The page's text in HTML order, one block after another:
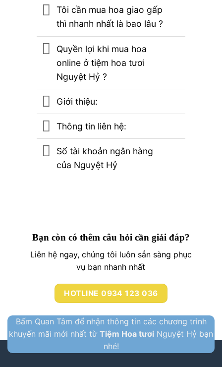
Tôi cần mua hoa giao gấp
thì nhanh nhất là bao lâu ?
Quyền lợi khi mua hoa
online ở tiệm hoa tươi
Nguyệt Hỷ ?
Giới thiệu:
Thông tin liên hệ:
Số tài khoản ngân hàng
của Nguyệt Hỷ
Bạn còn có thêm câu hỏi cần giải đáp?
Liên hệ ngay, chúng tôi luôn sẳn sàng phục
vụ bạn nhanh nhất
HOTLINE 0934 123 036
Bấm Quan Tâm để nhận thông tin các chương trình
khuyến mãi mới nhất từ Tiệm Hoa tươi Nguyệt Hỷ bạn
nhé!